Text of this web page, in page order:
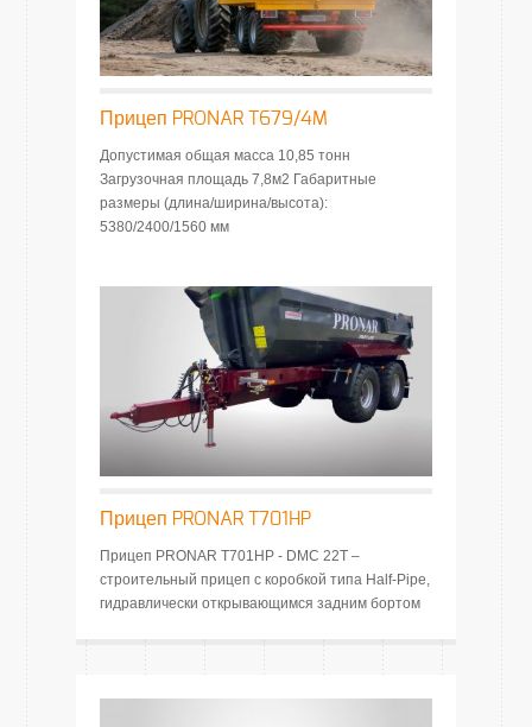
Прицеп PRONAR T679/4M
Допустимая общая масса 10,85 тонн
Загрузочная площадь 7,8м2 Габаритные
размеры (длина/ширина/высота):
5380/2400/1560 мм
Прицеп PRONAR T701HP
Прицеп PRONAR T701HP - DMC 22T –
строительный прицеп с коробкой типа Half-Pipe,
гидравлически открывающимся задним бортом